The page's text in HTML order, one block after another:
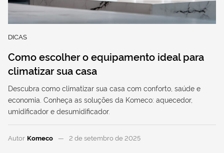
DICAS
Como escolher o equipamento ideal para
climatizar sua casa
Descubra como climatizar sua casa com conforto, saúde e
economia. Conheça as soluções da Komeco: aquecedor,
umidificador e desumidificador.
Autor Komeco 2 de setembro de 2025